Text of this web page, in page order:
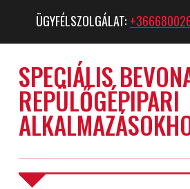
ÜGYFÉLSZOLGÁLAT:
SPECIÁLIS
REPÜLŐGÉPIPARI